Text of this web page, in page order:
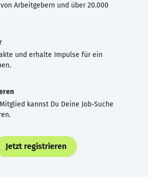
Arbeitgebern und über 20.000
und erhalte Impulse für ein
kannst Du Deine Job-Suche
Jetzt registrieren